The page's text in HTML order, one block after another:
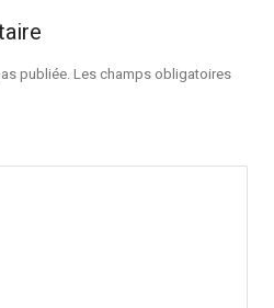
publiée.Les champs obligatoires